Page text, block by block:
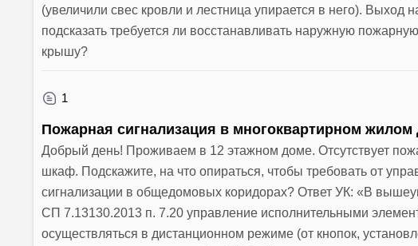
(увеличили свес кровли и лестница упирается в него).
подсказать требуется ли восстанавливать наружную
крышу?
1
Пожарная сигнализация в многоквартирном жилом
Добрый день! Проживаем в 12 этажном доме. Отсутствует
шкаф. Подскажите, на что опираться, чтобы требовать от
сигнализации в общедомовых коридорах? Ответ УК: «В
СП 7.13130.2013 п. 7.20 управление исполнительными
осуществляться в дистанционном режиме (от кнопок,